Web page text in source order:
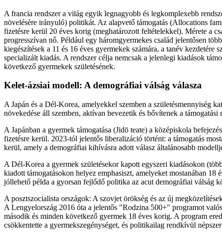
A francia rendszer a világ egyik legnagyobb és legkomplexebb
növelésére irányuló) politikát. Az alapvető támogatás (Allocations
fizetésre kerül 20 éves korig (meghatározott feltételekkel). Mérete a
progresszívan nő. Például egy háromgyermekes család jelentősen
kiegészítések a 11 és 16 éves gyermekek számára, a tanév kezdetére
specializált kiadás. A rendszer célja nemcsak a jelenlegi kiadások
következő gyermekek születésének.
Kelet-ázsiai modell: A demográfiai válság válasza
A Japán és a Dél-Korea, amelyekkel szemben a születésmennyiség
növekedése áll szemben, aktívan bevezetik és bővítenek a támogatási
A Japánban a gyermek támogatása (Jidō teate) a középiskola
fizetésre kerül. 2023-tól jelentős liberalizáció történt: a támogatás
kerül, amely a demográfiai kihívásra adott válasz általánosabb
A Dél-Korea a gyermek születésekor kapott egyszeri kiadásokon
kiadott támogatásokon helyez emphasiszt, amelyeket mostanában
jóllehető példa a gyorsan fejlődő politika az acut demográfiai válság
A posztszocialista országok: A szovjet örökség és az új
A Lengyelország 2016 óta a jelentős "Rodzina 500+" programot
második és minden következő gyermek 18 éves korig. A program
csökkentette a gyermekszegénységet, és politikailag rendkívül